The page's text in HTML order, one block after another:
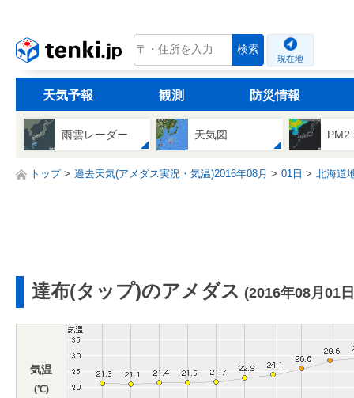
tenki.jp 検索
現在地
天気予報 観測 防災情報
雨雲レーダー 天気図
トップ 過去天気(アメダス実況・気温)2016年08月 01日 北海道
達布(タップ)のアメダス (2016年08月01
気温
(℃)